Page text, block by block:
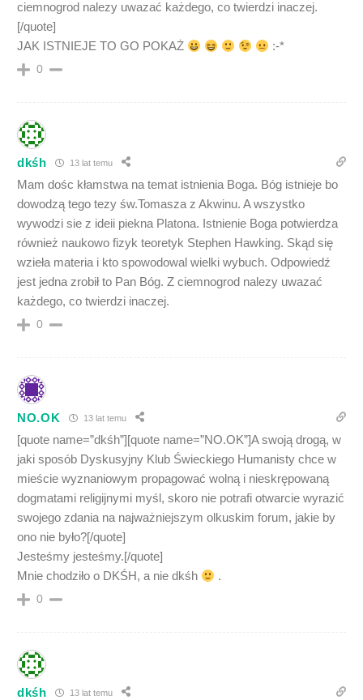
ciemnogrod nalezy uwazać każdego, co twierdzi inaczej.
[/quote]
JAK ISTNIEJE TO GO POKAŻ
:-*
0
dkśh 13 lat temu
Mam dośc kłamstwa na temat istnienia Boga. Bóg istnieje bo
dowodzą tego tezy św.Tomasza z Akwinu. A wszystko
wywodzi sie z ideii piekna Platona. Istnienie Boga potwierdza
również naukowo fizyk teoretyk Stephen Hawking. Skąd się
wzieła materia i kto spowodowal wielki wybuch. Odpowiedź
jest jedna zrobił to Pan Bóg. Z ciemnogrod nalezy uwazać
każdego, co twierdzi inaczej.
0
NO.OK 13 lat temu
[quote name=”dkśh”][quote name=”NO.OK”]A swoją drogą, w
jaki sposób Dyskusyjny Klub Świeckiego Humanisty chce w
mieście wyznaniowym propagować wolną i nieskrępowaną
dogmatami religijnymi myśl, skoro nie potrafi otwarcie wyrazić
swojego zdania na najważniejszym olkuskim forum, jakie by
ono nie było?[/quote]
Jesteśmy jesteśmy.[/quote]
Mnie chodziło o DKŚH, a nie dkśh
.
0
dkśh 13 lat temu